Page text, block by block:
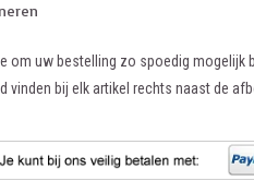
om uw bestelling zo spoedig mogelijk
vinden bij elk artikel rechts naast de